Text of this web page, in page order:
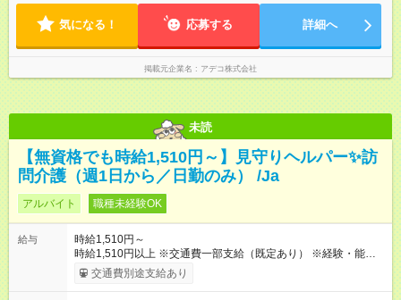
気になる！ 応募する 詳細へ
掲載元企業名 アデコ株式会社
未読
【無資格でも時給1,510円～】見守りヘルパー✨訪
問介護（週1日から／日勤のみ） /Ja
アルバイト 職種未経験OK
給与
時給1,510円～
時給1,510円以上 ※交通費一部支給（既定あり） ※経験・能力を
考慮して決定します 【収入例】 週1回勤務の場合：1,510円×8時
間×4回=4万8,320円 週3回勤務の場合：1,510円×8時間×12回
交通費別途支給あり